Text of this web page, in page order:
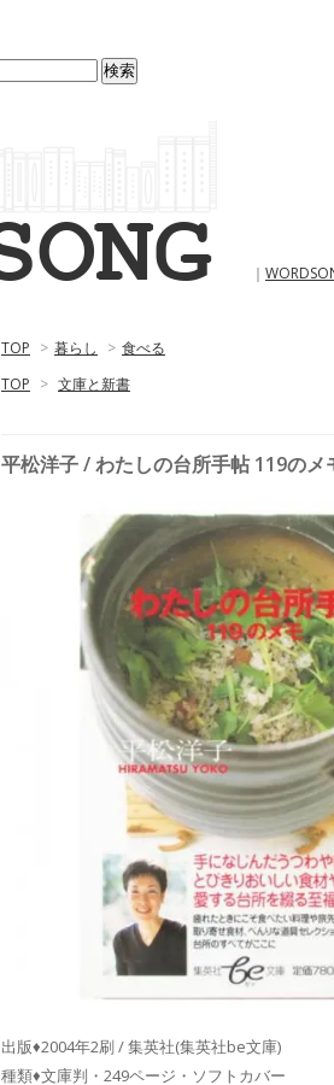
｜
TOP > 暮らし > 食べる
TOP > 文庫と新書
平松洋子 / わたしの台所手帖 119のメ
出版♦2004年2刷 / 集英社(集英社be文庫)
種類♦文庫判・249ページ・ソフトカバー